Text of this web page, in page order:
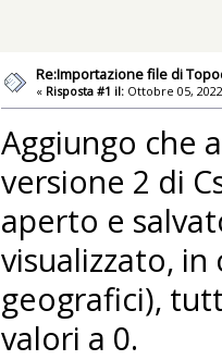
Re:Importazione file di
« Risposta #1 il: Ottobre 05,
Aggiungo che
versione 2 di
aperto e
visualizzato,
geografici),
valori a 0.